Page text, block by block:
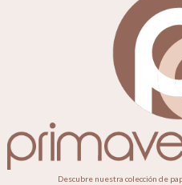
Descubre nuestra colección de